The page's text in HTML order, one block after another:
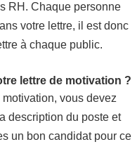
RH. Chaque personne
votre lettre, il est donc
à chaque public.
lettre de motivation ?
vous devez
description du poste et
un bon candidat pour ce